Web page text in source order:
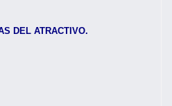
DEL ATRACTIVO.